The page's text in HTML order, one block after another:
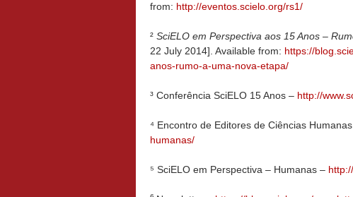
from: http://eventos.scielo.org/rs1/
² SciELO em Perspectiva aos 15 Anos –
22 July 2014]. Available from: https://
anos-rumo-a-uma-nova-etapa/
³ Conferência SciELO 15 Anos – http://
⁴ Encontro de Editores de Ciências
humanas/
⁵ SciELO em Perspectiva – Humanas –